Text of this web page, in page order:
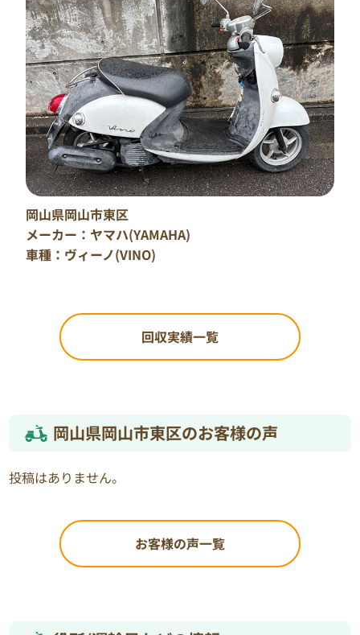
岡山県岡山市東区
メーカー：ヤマハ(YAMAHA)
車種：ヴィーノ(VINO)
回収実績一覧
岡山県岡山市東区のお客様の声
投稿はありません。
お客様の声一覧